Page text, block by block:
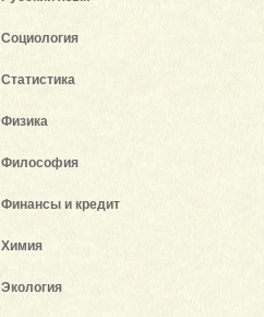
Социология
Статистика
Физика
Философия
Финансы и кредит
Химия
Экология